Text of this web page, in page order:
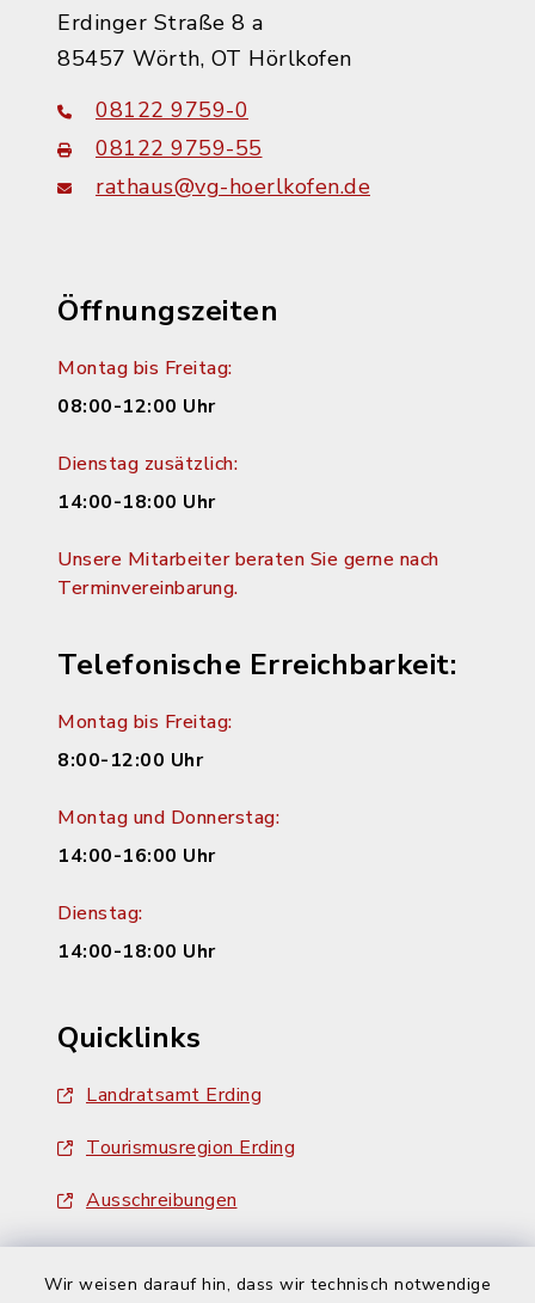
Wir weisen darauf hin, dass wir technisch notwendige
Erdinger Straße 8 a
85457 Wörth, OT Hörlkofen
08122 9759-0
08122 9759-55
rathaus@vg-hoerlkofen.de
Öffnungszeiten
Montag bis Freitag:
08:00-12:00 Uhr
Dienstag zusätzlich:
14:00-18:00 Uhr
Unsere Mitarbeiter beraten Sie gerne nach
Terminvereinbarung.
Telefonische Erreichbarkeit:
Montag bis Freitag:
8:00-12:00 Uhr
Montag und Donnerstag:
14:00-16:00 Uhr
Dienstag:
14:00-18:00 Uhr
Quicklinks
Landratsamt Erding
Tourismusregion Erding
Ausschreibungen